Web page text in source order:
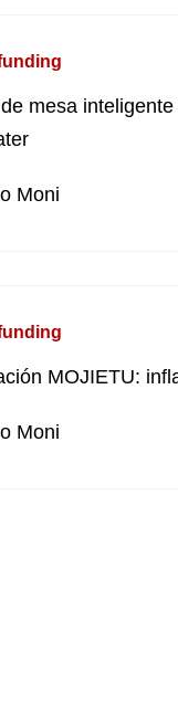
mesa
Moni
MOJIETU:
Moni